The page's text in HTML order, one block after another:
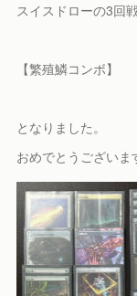
スイスドローの3回
【繁殖鱗コンボ】
となりました。
おめでとうございま